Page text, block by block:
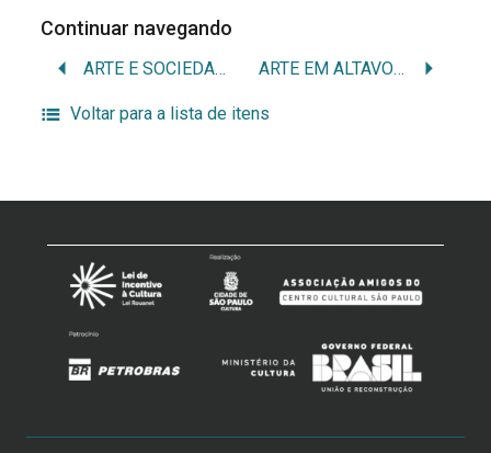
Continuar navegando
ARTE E SOCIEDADE, UMA RELAÇÃO ARTE EM ALTAVOLTAGEM
Voltar para a lista de itens